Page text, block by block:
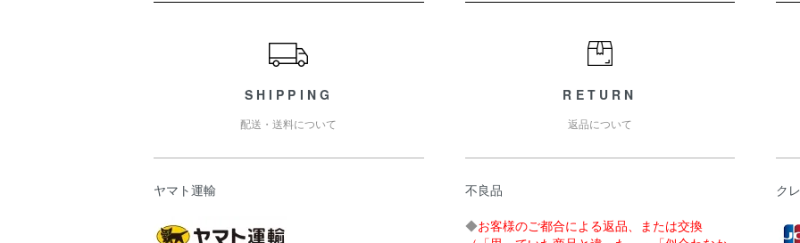
SHIPPING
配送・送料について
ヤマト運輸
RETURN
返品について
不良品
◆お客様のご都合による返品、または交換
ク